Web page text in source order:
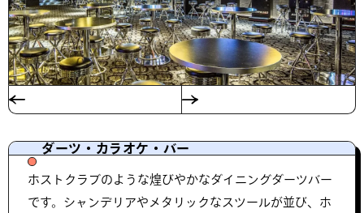
ダーツ・カラオケ・バー
ホストクラブのような煌びやかなダイニングダーツバー
です。シャンデリアやメタリックなスツールが並び、ホ